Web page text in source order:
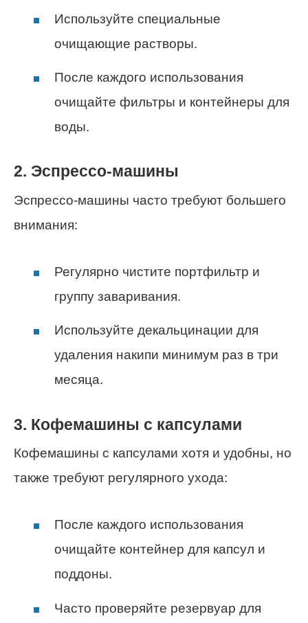
Используйте специальные
очищающие растворы.
После каждого использования
очищайте фильтры и контейнеры для
воды.
2. Эспрессо-машины
Эспрессо-машины часто требуют большего
внимания:
Регулярно чистите портфильтр и
группу заваривания.
Используйте декальцинации для
удаления накипи минимум раз в три
месяца.
3. Кофемашины с капсулами
Кофемашины с капсулами хотя и удобны, но
также требуют регулярного ухода:
После каждого использования
очищайте контейнер для капсул и
поддоны.
Часто проверяйте резервуар для